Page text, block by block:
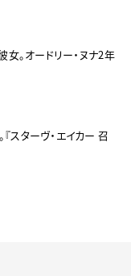
女。オードリー・ヌナ2年
スターヴ・エイカー 召